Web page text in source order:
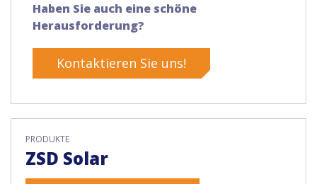
Haben Sie auch eine schöne
Herausforderung?
Kontaktieren Sie uns!
PRODUKTE
ZSD Solar